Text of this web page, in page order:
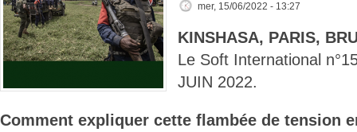
mer, 15/06/2022 - 13:27
KINSHASA, PARIS,
Le Soft International
JUIN 2022.
Comment expliquer cette flambée de tension